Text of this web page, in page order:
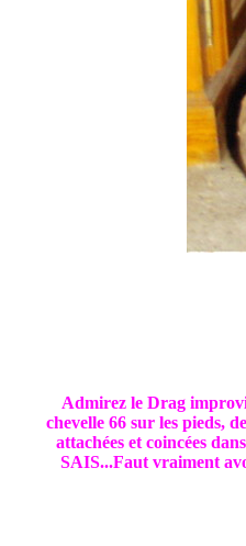
Admirez le Drag
chevelle 66 sur les pieds,
attachées et coincées
SAIS...Faut vraiment